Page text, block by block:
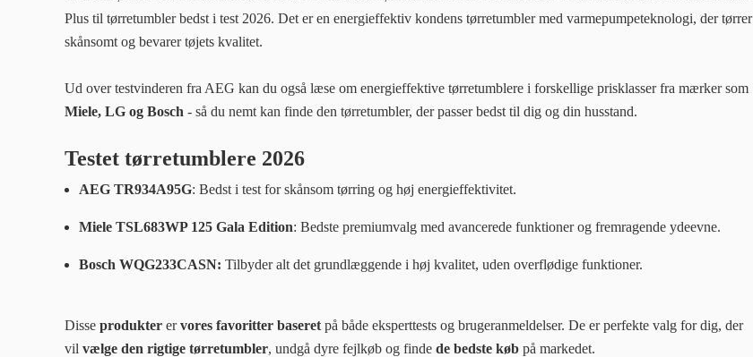
Plus til tørretumbler bedst i test 2026. Det er en energieffektiv kondens tørretumbler med varmepumpeteknologi, der tørrer
skånsomt og bevarer tøjets kvalitet.
Ud over testvinderen fra AEG kan du også læse om energieffektive tørretumblere i forskellige prisklasser fra mærker som
Miele, LG og Bosch - så du nemt kan finde den tørretumbler, der passer bedst til dig og din husstand.
Testet tørretumblere 2026
AEG TR934A95G: Bedst i test for skånsom tørring og høj energieffektivitet.
Miele TSL683WP 125 Gala Edition: Bedste premiumvalg med avancerede funktioner og fremragende ydeevne.
Bosch WQG233CASN: Tilbyder alt det grundlæggende i høj kvalitet, uden overflødige funktioner.
Disse produkter ervores favoritter baseret på både eksperttests og brugeranmeldelser. De er perfekte valg for dig, der
vil vælge den rigtige tørretumbler, undgå dyre fejlkøb og finde de bedste køb på markedet.